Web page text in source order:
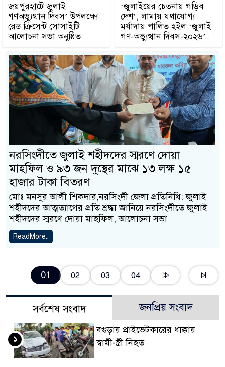
জয়পুরহাটে জুলাই
গণঅভ্যুত্থান দিবস’ উপলক্ষ্যে
রেড ক্রিসেন্ট সোসাইটি
আলোচনা সভা অনুষ্ঠিত
‘জুলাইয়ের চেতনায় গড়িব
দেশ’, লামায় যথাযোগ্য
মর্যাদায় পালিত হইল ‘জুলাই
গণ-অভ্যুত্থান দিবস-২০২৬’।
নরসিংদীতে জুলাই শহীদদের স্মরণে দোয়া
মাহফিল ও ৯৩ জন দুস্থের মাঝে ১৩ লক্ষ ১৫
হাজার টাকা বিতরণ
মোঃ মনসুর আলী শিকদার,নরসিংদী জেলা প্রতিনিধি: জুলাই
শহীদদের আত্মত্যাগের প্রতি শ্রদ্ধা জানিয়ে নরসিংদীতে জুলাই
শহীদদের স্মরণে দোয়া মাহফিল, আলোচনা সভা
ReadMore..
01 02 03 04
সর্বশেষ সংবাদ জনপ্রিয় সংবাদ
বগুড়ায় প্রাইভেটকারের ধাক্কায়
স্বামী-স্ত্রী নিহত
১